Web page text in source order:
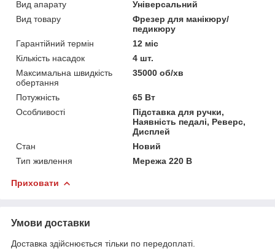
Вид апарату
Універсальний
Вид товару
Фрезер для манікюру/
педикюру
Гарантійний термін
12 міс
Кількість насадок
4 шт.
Максимальна швидкість
обертання
35000 об/хв
Потужність
65 Вт
Особливості
Підставка для ручки,
Наявність педалі, Реверс,
Дисплей
Стан
Новий
Тип живлення
Мережа 220 В
Приховати
Умови доставки
Доставка здійснюється тільки по передоплаті.